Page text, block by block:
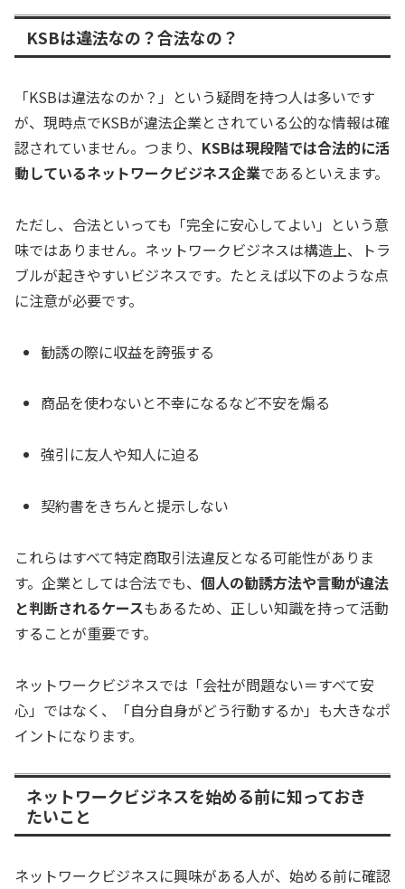
KSBは違法なの？合法なの？
「KSBは違法なのか？」という疑問を持つ人は多いです
が、現時点でKSBが違法企業とされている公的な情報は確
認されていません。つまり、 KSBは現段階では合法的に活
動しているネットワークビジネス企業であるといえます。
ただし、合法といっても「完全に安心してよい」という意
味ではありません。ネットワークビジネスは構造上、トラ
ブルが起きやすいビジネスです。たとえば以下のような点
に注意が必要です。
勧誘の際に収益を誇張する
商品を使わないと不幸になるなど不安を煽る
強引に友人や知人に迫る
契約書をきちんと提示しない
これらはすべて特定商取引法違反となる可能性がありま
す。企業としては合法でも、 個人の勧誘方法や言動が違法
と判断されるケースもあるため、正しい知識を持って活動
することが重要です。
ネットワークビジネスでは「会社が問題ない＝すべて安
心」ではなく、「自分自身がどう行動するか」も大きなポ
イントになります。
ネットワークビジネスを始める前に知っておき
たいこと
ネットワークビジネスに興味がある人が、始める前に確認